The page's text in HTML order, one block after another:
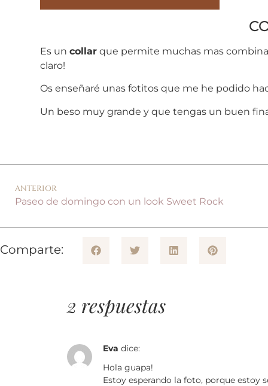
Es uncollar que permite muchas mas
claro!
Os enseñaré unas fotitos que me he podido
Un beso muy grande y que tengas un buen
ANTERIOR
Paseo de domingo con un look Sweet Rock
Comparte:
2 respuestas
Eva dice:
Hola guapa!
Estoy esperando la foto, porque estoy